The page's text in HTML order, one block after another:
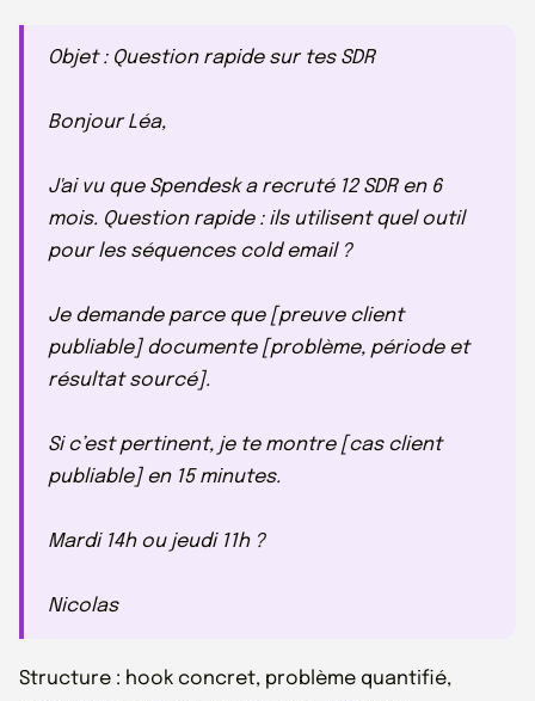
Objet : Question rapide sur tes SDR
Bonjour Léa,
J'ai vu que Spendesk a recruté 12 SDR en 6
mois. Question rapide : ils utilisent quel outil
pour les séquences cold email ?
Je demande parce que [preuve client
publiable] documente [problème, période et
résultat sourcé].
Si c’est pertinent, je te montre [cas client
publiable] en 15 minutes.
Mardi 14h ou jeudi 11h ?
Nicolas
Structure : hook concret, problème quantifié,